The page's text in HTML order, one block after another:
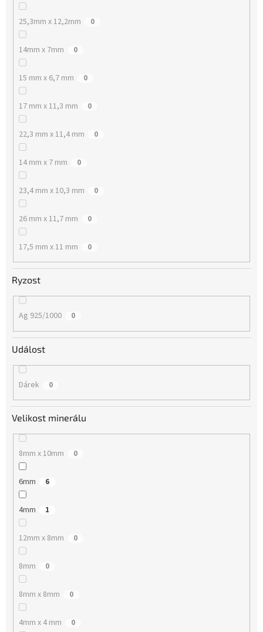
25,3mm x 12,2mm 0
14mm x 7mm 0
15 mm x 6,7 mm 0
17 mm x 11,3 mm 0
22,3 mm x 11,4 mm 0
14 mm x 7 mm 0
23,4 mm x 10,3 mm 0
26 mm x 11,7 mm 0
17,5 mm x 11 mm 0
Ryzost
Ag 925/1000 0
Událost
Dárek 0
Velikost minerálu
8mm x 10mm 0
6mm 6
4mm 1
12mm x 8mm 0
8mm 0
8mm x 8mm 0
4mm x 4 mm 0